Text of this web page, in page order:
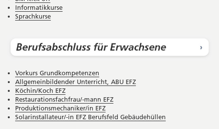
Informatikkurse
Sprachkurse
Vorkurs Grundkompetenzen
Allgemeinbildender Unterricht, ABU EFZ
Köchin/Koch EFZ
Restaurationsfachfrau/-mann EFZ
Produktionsmechaniker/in EFZ
Solarinstallateur/-in EFZ Berufsfeld Gebäudehüllen